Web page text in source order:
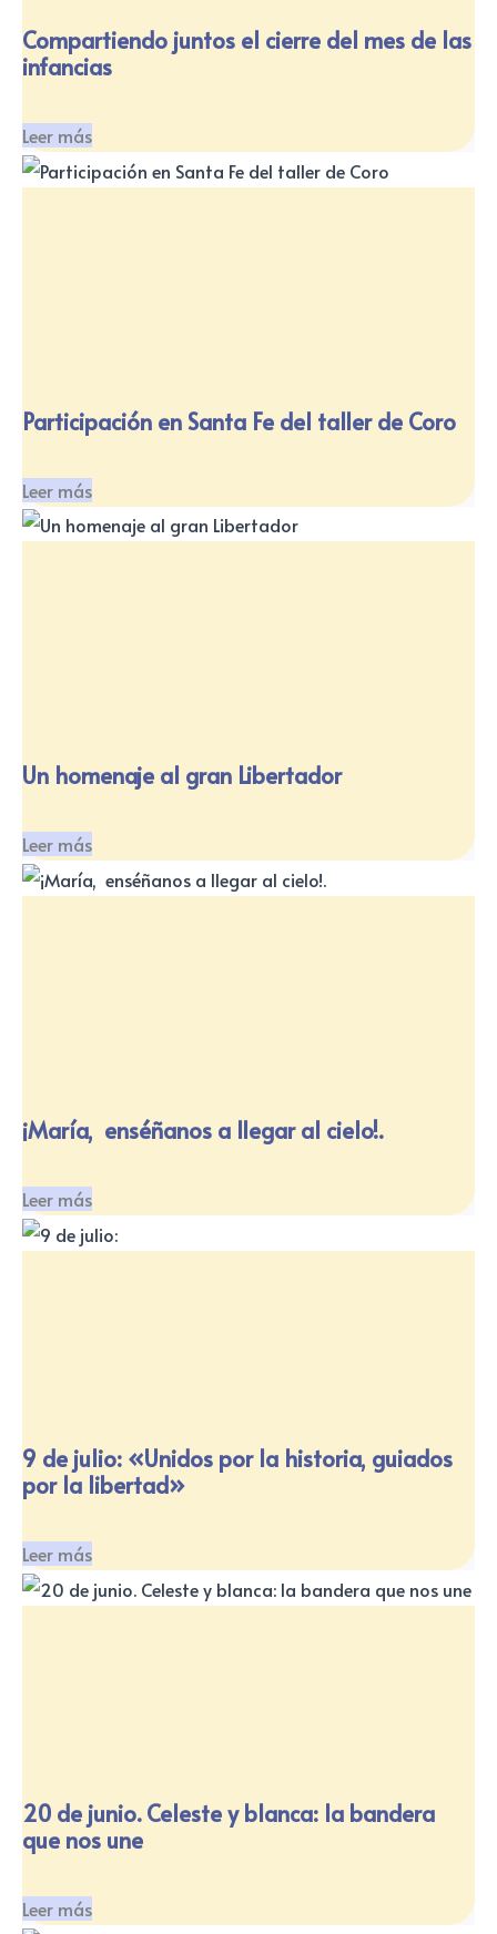
Compartiendo juntos el cierre del mes de las
infancias
Leer más
Participación en Santa Fe del taller de Coro
Leer más
Un homenaje al gran Libertador
Leer más
¡María, enséñanos a llegar al cielo!.
Leer más
9 de julio: «Unidos por la historia, guiados
por la libertad»
Leer más
20 de junio. Celeste y blanca: la bandera
que nos une
Leer más